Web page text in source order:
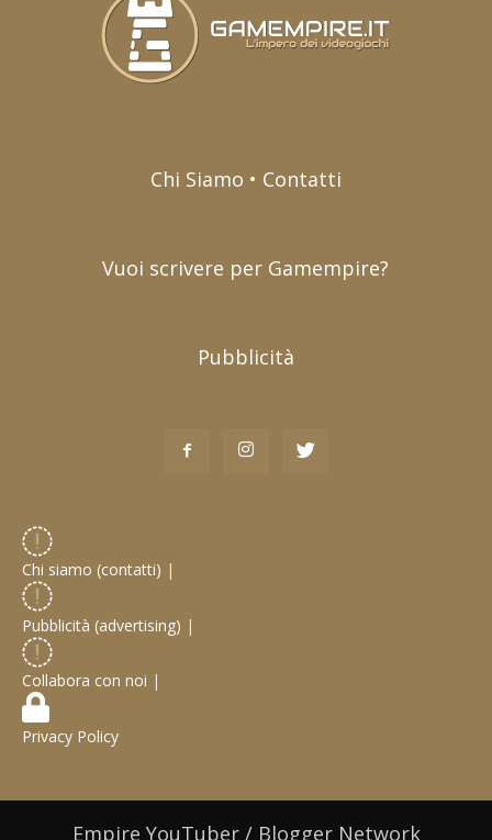
Chi Siamo • Contatti
Vuoi scrivere per Gamempire?
Pubblicità
Chi siamo (contatti) |
Pubblicità (advertising) |
Collabora con noi |
Privacy Policy
Empire YouTuber / Blogger Network